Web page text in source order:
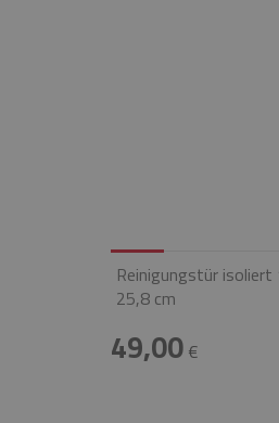
Reinigungstür isoliert
25,8 cm
49,00€